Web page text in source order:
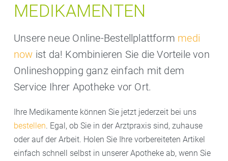
MEDIKAMENTEN
Unsere neue Online-Bestellplattform medi
now ist da! Kombinieren Sie die Vorteile von
Onlineshopping ganz einfach mit dem
Service Ihrer Apotheke vor Ort.
Ihre Medikamente können Sie jetzt jederzeit bei uns
bestellen. Egal, ob Sie in der Arztpraxis sind, zuhause
oder auf der Arbeit. Holen Sie Ihre vorbereiteten Artikel
einfach schnell selbst in unserer Apotheke ab, wenn Sie